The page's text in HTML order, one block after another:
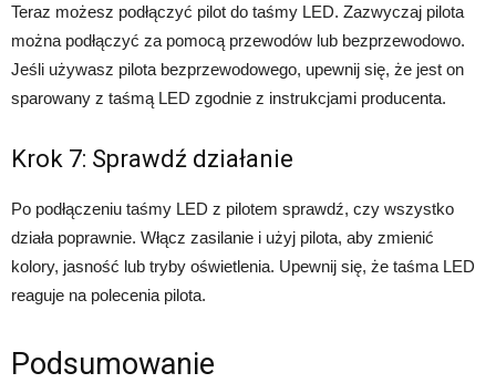
Teraz możesz podłączyć pilot do taśmy LED. Zazwyczaj pilota
można podłączyć za pomocą przewodów lub bezprzewodowo.
Jeśli używasz pilota bezprzewodowego, upewnij się, że jest on
sparowany z taśmą LED zgodnie z instrukcjami producenta.
Krok 7: Sprawdź działanie
Po podłączeniu taśmy LED z pilotem sprawdź, czy wszystko
działa poprawnie. Włącz zasilanie i użyj pilota, aby zmienić
kolory, jasność lub tryby oświetlenia. Upewnij się, że taśma LED
reaguje na polecenia pilota.
Podsumowanie